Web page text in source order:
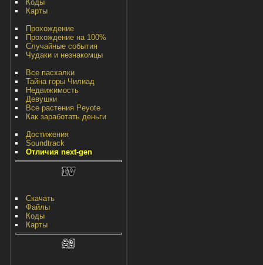
Коды
Карты
Прохождение
Прохождение на 100%
Случайные события
Чудаки и незнакомцы
Все пасхалки
Тайна горы Чилиад
Недвижимость
Девушки
Все растения Peyote
Как заработать деньги
Достижения
Soundtrack
Отличия next-gen
Скачать
Файлы
Коды
Карты